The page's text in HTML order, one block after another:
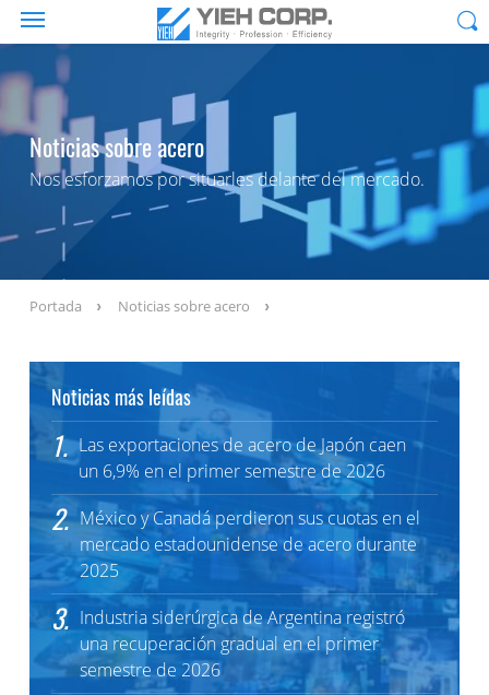
Noticias sobre acero
Nos esforzamos por situarles delante del mercado.
Portada Noticias sobre acero
Noticias más leídas
1. Las exportaciones de acero de Japón caen
un 6,9% en el primer semestre de 2026
2. México y Canadá perdieron sus cuotas en el
mercado estadounidense de acero durante
2025
3. Industria siderúrgica de Argentina registró
una recuperación gradual en el primer
semestre de 2026